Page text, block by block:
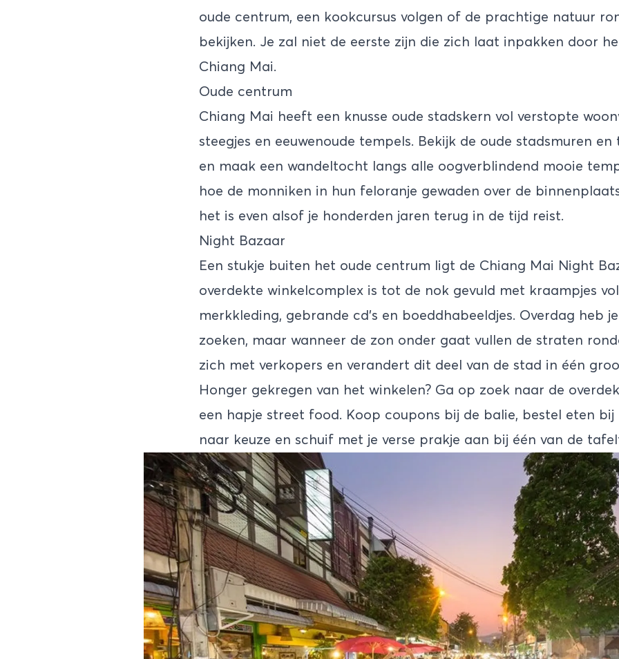
oude centrum, een kookcursus volgen of de prachtige natuur
bekijken. Je zal niet de eerste zijn die zich laat inpakken door
Chiang Mai.
Oude centrum
Chiang Mai heeft een knusse oude stadskern vol verstopte
steegjes en eeuwenoude tempels. Bekijk de oude stadsmuren
en maak een wandeltocht langs alle oogverblindend mooie
hoe de monniken in hun feloranje gewaden over de
het is even alsof je honderden jaren terug in de tijd reist.
Night Bazaar
Een stukje buiten het oude centrum ligt de Chiang Mai Night
overdekte winkelcomplex is tot de nok gevuld met kraampjes
merkkleding, gebrande cd’s en boeddhabeeldjes. Overdag heb
zoeken, maar wanneer de zon onder gaat vullen de straten
zich met verkopers en verandert dit deel van de stad in één
Honger gekregen van het winkelen? Ga op zoek naar de
een hapje street food. Koop coupons bij de balie, bestel eten bij
naar keuze en schuif met je verse prakje aan bij één van de